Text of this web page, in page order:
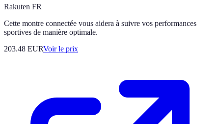
Rakuten FR
Cette montre connectée vous aidera à suivre vos performances
sportives de manière optimale.
203.48 EURVoir le prix